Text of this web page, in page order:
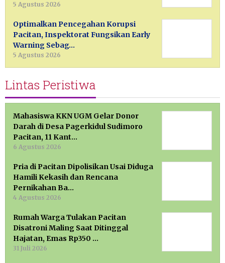
5 Agustus 2026
Optimalkan Pencegahan Korupsi
Pacitan, Inspektorat Fungsikan Early
Warning Sebag…
5 Agustus 2026
Lintas Peristiwa
Mahasiswa KKN UGM Gelar Donor
Darah di Desa Pagerkidul Sudimoro
Pacitan, 11 Kant…
6 Agustus 2026
Pria di Pacitan Dipolisikan Usai Diduga
Hamili Kekasih dan Rencana
Pernikahan Ba…
4 Agustus 2026
Rumah Warga Tulakan Pacitan
Disatroni Maling Saat Ditinggal
Hajatan, Emas Rp350 …
31 Juli 2026